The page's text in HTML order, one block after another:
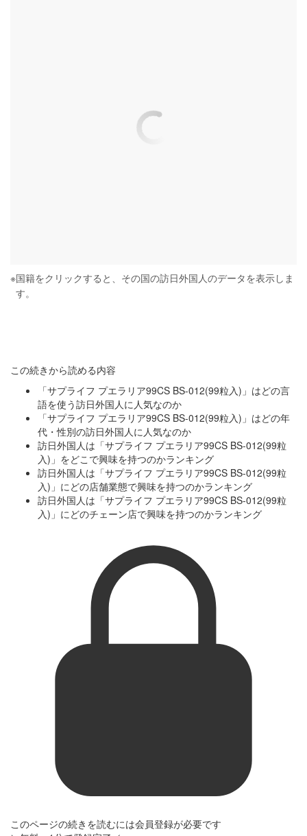
※国籍をクリックすると、その国の訪日外国人のデータを表示しま
す。
この続きから読める内容
「サプライフ プエラリア99CS BS-012(99粒入)」はどの言
語を使う訪日外国人に人気なのか
「サプライフ プエラリア99CS BS-012(99粒入)」はどの年
代・性別の訪日外国人に人気なのか
訪日外国人は「サプライフ プエラリア99CS BS-012(99粒
入)」をどこで興味を持つのかランキング
訪日外国人は「サプライフ プエラリア99CS BS-012(99粒
入)」にどの店舗業態で興味を持つのかランキング
訪日外国人は「サプライフ プエラリア99CS BS-012(99粒
入)」にどのチェーン店で興味を持つのかランキング
このページの続きを読むには会員登録が必要です